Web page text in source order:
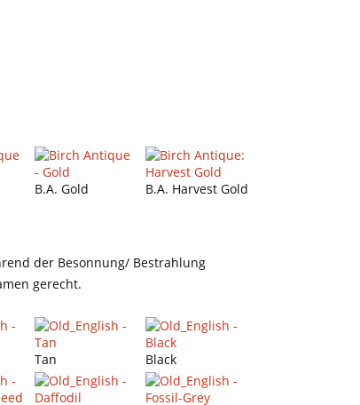
B.A. Gold B.A. Harvest Gold
der Besonnung/ Bestrahlung
gerecht.
Tan Black